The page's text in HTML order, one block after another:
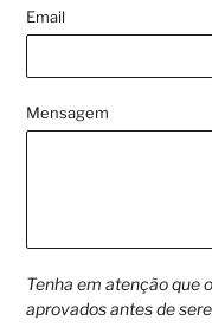
Email
Mensagem
Tenha em atenção que
aprovados antes de